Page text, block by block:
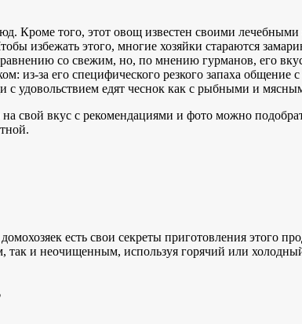
Кроме того, этот овощ известен своими
избежать этого, многие хозяйки стараются
со свежим, но, по мнению гурманов, его
из-за его специфического резкого запаха
удовольствием едят чеснок как с рыбными и
свой вкус с рекомендациями и фото можно
есть свои секреты приготовления этого
и неочищенным, используя горячий или